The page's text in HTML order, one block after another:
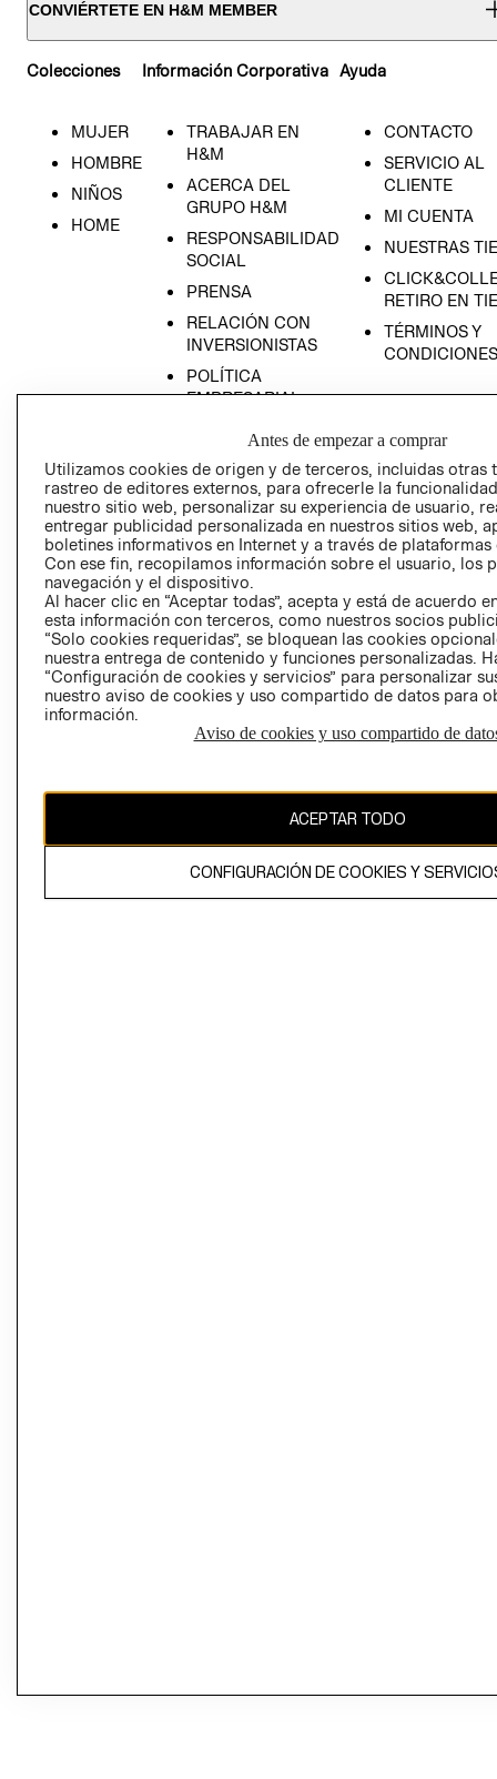
CONVIÉRTETE EN H&M MEMBER
Colecciones
MUJER
HOMBRE
NIÑOS
HOME
Información Corporativa
TRABAJAR EN
H&M
ACERCA DEL
GRUPO H&M
RESPONSABILIDAD
SOCIAL
PRENSA
RELACIÓN CON
INVERSIONISTAS
POLÍTICA
EMPRESARIAL
Ayuda
CONTACTO
SERVICIO AL
CLIENTE
MI CUENTA
NUESTRAS
RETIRO EN
TÉRMINOS Y
CONDICIONES
AVISO DE
PRIVACIDAD
GIFT CARD
El contenido de esta página web está protegido por copyright y es
propiedad de H&M Hennes & Mauritz AB
Antes de empezar a comprar
Utilizamos cookies de origen y de terceros, incluidas otras
rastreo de editores externos, para ofrecerle la
nuestro sitio web, personalizar su experiencia de usuario,
entregar publicidad personalizada en nuestros sitios web,
boletines informativos en Internet y a través de plataformas
Con ese fin, recopilamos información sobre el usuario, los
navegación y el dispositivo.
Al hacer clic en “Aceptar todas”, acepta y está de acuerdo
esta información con terceros, como nuestros socios
“Solo cookies requeridas”, se bloquean las cookies
nuestra entrega de contenido y funciones personalizadas.
“Configuración de cookies y servicios” para personalizar
nuestro aviso de cookies y uso compartido de datos para
información.
Aviso de cookies y uso compartido de
ACEPTAR TODO
CONFIGURACIÓN DE COOKIES Y